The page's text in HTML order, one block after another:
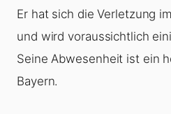
Er hat sich die Verletzung
und wird voraussichtlich
Seine Abwesenheit ist ein
Bayern.